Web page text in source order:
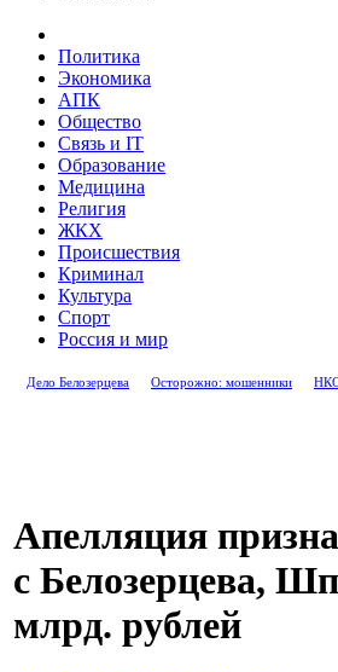
Политика
Экономика
АПК
Общество
Связь и IT
Образование
Медицина
Религия
ЖКХ
Происшествия
Криминал
Культура
Спорт
Россия и мир
Дело Белозерцева Осторожно: мошенники
Апелляция
с Белозерцева,
млрд. рублей